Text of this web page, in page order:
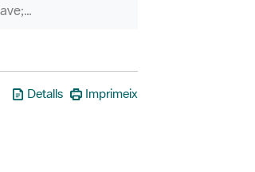
P&agrave;gines &ograve;rfenes
Detalls Imprimeix